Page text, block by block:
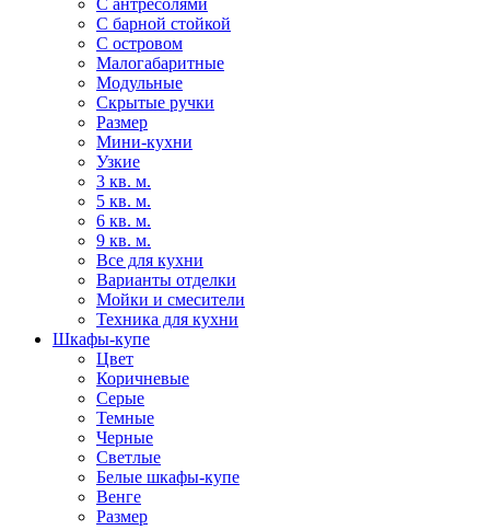
С антресолями
С барной стойкой
С островом
Малогабаритные
Модульные
Скрытые ручки
Размер
Мини-кухни
Узкие
3 кв. м.
5 кв. м.
6 кв. м.
9 кв. м.
Все для кухни
Варианты отделки
Мойки и смесители
Техника для кухни
Шкафы-купе
Цвет
Коричневые
Серые
Темные
Черные
Светлые
Белые шкафы-купе
Венге
Размер